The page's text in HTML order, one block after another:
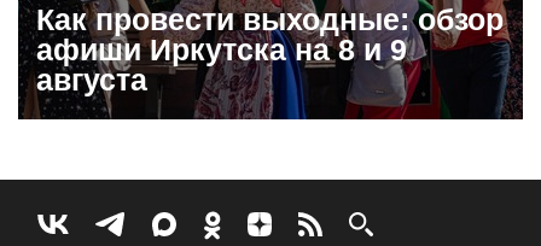
Как провести выходные: обзор
афиши Иркутска на 8 и 9
августа